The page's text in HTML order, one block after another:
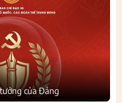
của Đảng